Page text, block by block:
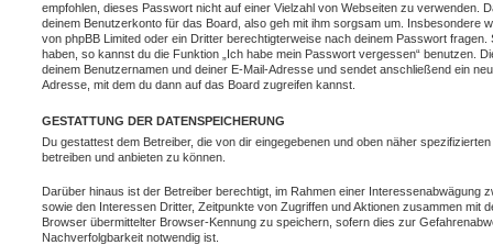
empfohlen, dieses Passwort nicht auf einer Vielzahl von Webseiten zu verwenden.
deinem Benutzerkonto für das Board, also geh mit ihm sorgsam um. Insbesondere
von phpBB Limited oder ein Dritter berechtigterweise nach deinem Passwort
haben, so kannst du die Funktion „Ich habe mein Passwort vergessen“ benutzen.
deinem Benutzernamen und deiner E-Mail-Adresse und sendet anschließend ein
Adresse, mit dem du dann auf das Board zugreifen kannst.
GESTATTUNG DER DATENSPEICHERUNG
Du gestattest dem Betreiber, die von dir eingegebenen und oben näher
betreiben und anbieten zu können.
Darüber hinaus ist der Betreiber berechtigt, im Rahmen einer Interessenabwägung
sowie den Interessen Dritter, Zeitpunkte von Zugriffen und Aktionen zusammen mit
Browser übermittelter Browser-Kennung zu speichern, sofern dies zur
Nachverfolgbarkeit notwendig ist.